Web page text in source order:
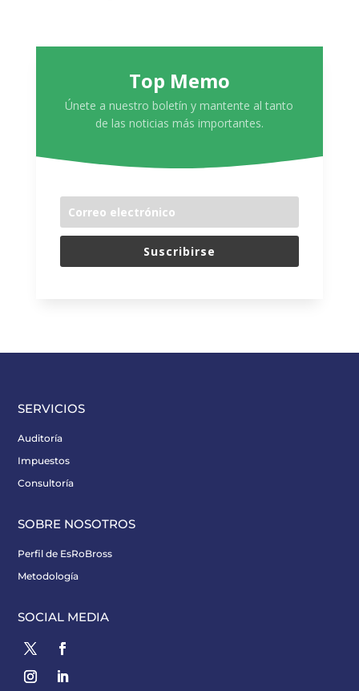
Top Memo
Únete a nuestro boletín y mantente al tanto
de las noticias más importantes.
Suscribirse
SERVICIOS
Auditoría
Impuestos
Consultoría
SOBRE NOSOTROS
Perfil de EsRoBross
Metodología
SOCIAL MEDIA